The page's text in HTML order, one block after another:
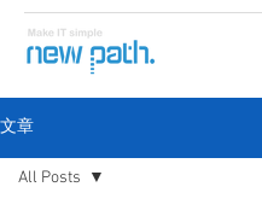
文章
All Posts